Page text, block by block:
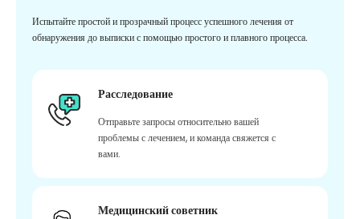
Испытайте простой и прозрачный процесс успешного лечения от
обнаружения до выписки с помощью простого и плавного процесса.
Расследование
Отправьте запросы относительно вашей
проблемы с лечением, и команда свяжется с
вами.
Медицинский советник